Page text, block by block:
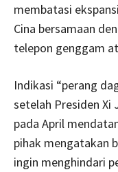
membatasi
Cina bersamaan
telepon genggam
Indikasi “perang
setelah Presiden Xi
pada April
pihak mengatakan
ingin menghindari